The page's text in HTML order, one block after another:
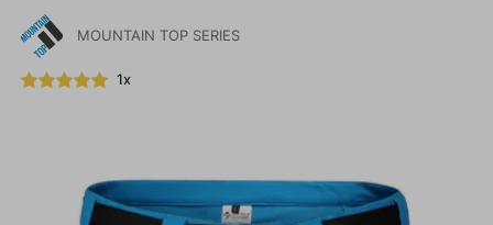
MOUNTAIN TOP SERIES
1x